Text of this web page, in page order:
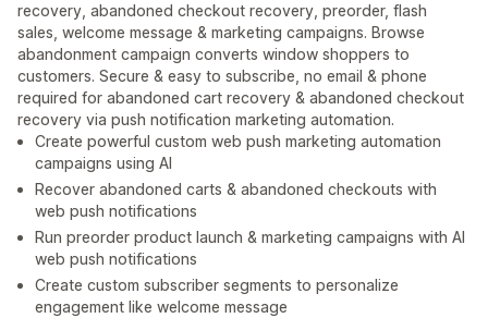
recovery, abandoned checkout recovery, preorder, flash
sales, welcome message & marketing campaigns. Browse
abandonment campaign converts window shoppers to
customers. Secure & easy to subscribe, no email & phone
required for abandoned cart recovery & abandoned checkout
recovery via push notification marketing automation.
Create powerful custom web push marketing automation
campaigns using AI
Recover abandoned carts & abandoned checkouts with
web push notifications
Run preorder product launch & marketing campaigns with AI
web push notifications
Create custom subscriber segments to personalize
engagement like welcome message